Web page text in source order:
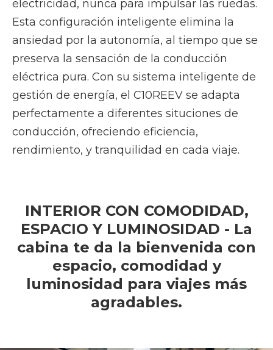
electricidad, nunca para impulsar las ruedas.
Esta configuración inteligente elimina la
ansiedad por la autonomía, al tiempo que se
preserva la sensación de la conducción
eléctrica pura. Con su sistema inteligente de
gestión de energía, el C10REEV se adapta
perfectamente a diferentes situciones de
conducción, ofreciendo eficiencia,
rendimiento, y tranquilidad en cada viaje.
INTERIOR CON COMODIDAD,
ESPACIO Y LUMINOSIDAD - La
cabina te da la bienvenida con
espacio, comodidad y
luminosidad para viajes más
agradables.